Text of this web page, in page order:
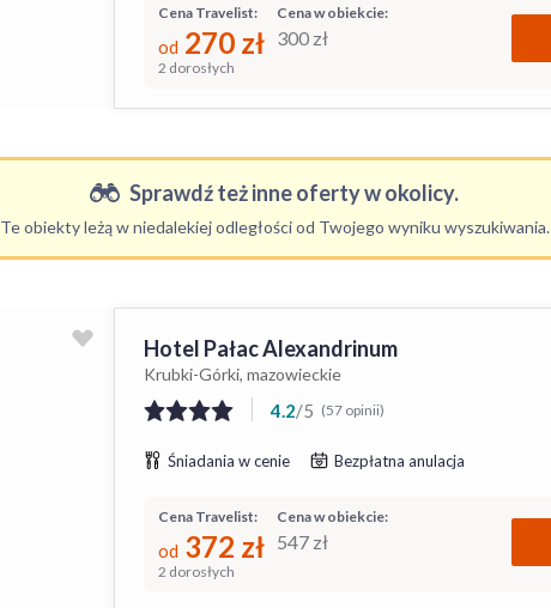
Cena w obiekcie:
300 zł
Cena Travelist:
od 270 zł
2 dorosłych
Sprawdź też inne oferty w okolicy.
Te obiekty leżą w niedalekiej odległości od Twojego wyniku wyszukiwania.
Hotel Pałac Alexandrinum
Krubki-Górki, mazowieckie
4.2/5 (57 opinii)
Śniadania w cenie Bezpłatna anulacja
Cena w obiekcie:
547 zł
Cena Travelist:
od 372 zł
2 dorosłych